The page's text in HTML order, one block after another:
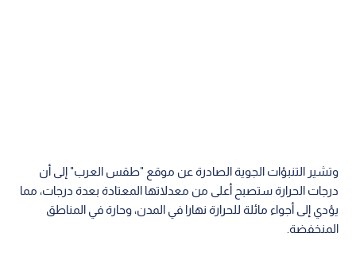
وتشير التنبؤات الجوية الصادرة عن موقع "طقس العرب" إلى أن
درجات الحرارة ستصبح أعلى من معدلاتها المعتادة بعدة درجات، مما
يؤدي إلى أجواء مائلة للحرارة نهارا في المدن، وحارة في المناطق
المنخفضة.